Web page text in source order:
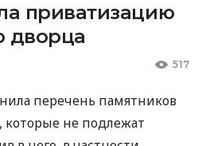
приватизацию
дворца
517
перечень памятников
которые не подлежат